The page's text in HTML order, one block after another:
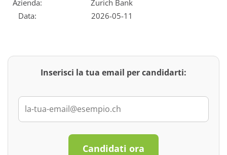
Azienda:
Zurich Bank
Data:
2026-05-11
Inserisci la tua email per candidarti:
Candidati ora